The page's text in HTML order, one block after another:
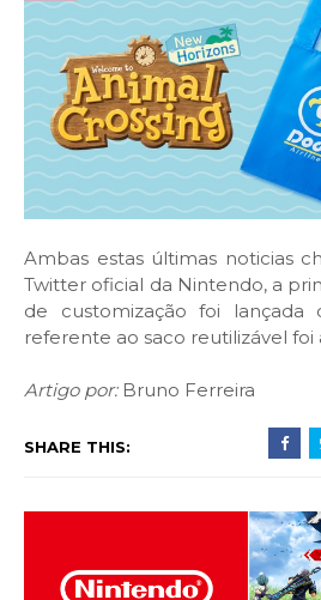
Ambas estas últimas noticias
Twitter oficial da Nintendo, a
de customização foi lançada
referente ao saco reutilizável foi
Artigo por: Bruno Ferreira
SHARE THIS: